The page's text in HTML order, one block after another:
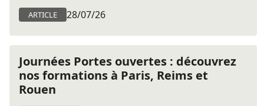
ARTICLE 28/07/26
Journées Portes ouvertes : découvrez
nos formations à Paris, Reims et
Rouen